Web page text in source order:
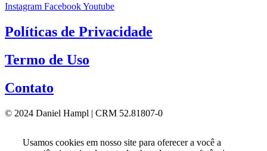
Instagram FacebookYoutube
Políticas de Privacidade
Termo de Uso
Contato
© 2024 Daniel Hampl | CRM 52.81807-0
Usamos cookies em nosso site para oferecer a você a